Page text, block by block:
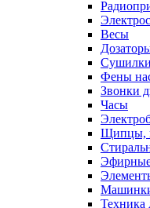
Весы
Фены
Звонки
Часы
Щипцы,
Машинки
Техника